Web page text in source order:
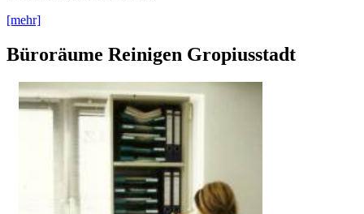
[mehr]
Büroräume Reinigen Gropiusstadt